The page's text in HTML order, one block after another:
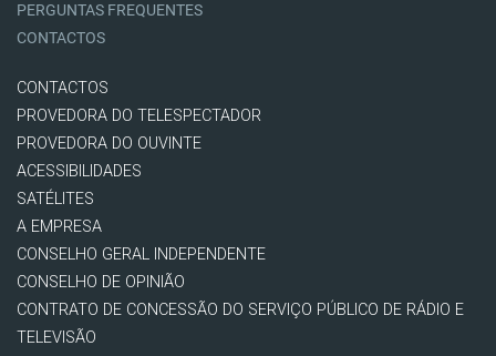
PERGUNTAS FREQUENTES
CONTACTOS
CONTACTOS
PROVEDORA DO TELESPECTADOR
PROVEDORA DO OUVINTE
ACESSIBILIDADES
SATÉLITES
A EMPRESA
CONSELHO GERAL INDEPENDENTE
CONSELHO DE OPINIÃO
CONTRATO DE CONCESSÃO DO SERVIÇO PÚBLICO DE RÁDIO E
TELEVISÃO